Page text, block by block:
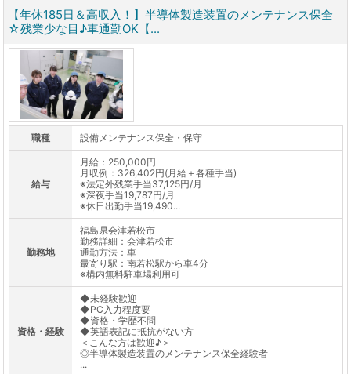
【年休185日＆高収入！】半導体製造装置のメンテナンス保全
☆残業少な目♪車通勤OK【...
職種 設備メンテナンス保全・保守
給与
月給：250,000円
月収例：326,402円(月給＋各種手当)
※法定外残業手当37,125円/月
※深夜手当19,787円/月
※休日出勤手当19,490...
勤務地
福島県会津若松市
勤務詳細：会津若松市
通勤方法：車
最寄り駅：南若松駅から車4分
※構内無料駐車場利用可
資格・経験
◆未経験歓迎
◆PC入力程度要
◆資格・学歴不問
◆英語表記に抵抗がない方
＜こんな方は歓迎♪＞
◎半導体製造装置のメンテナンス保全経験者
...